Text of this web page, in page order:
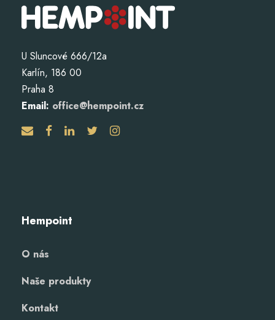
U Sluncové 666/12a
Karlín, 186 00
Praha 8
Email: office@hempoint.cz
Hempoint
O nás
Naše produkty
Kontakt